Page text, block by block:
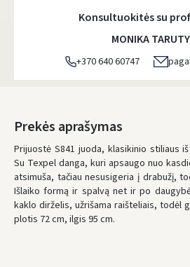
DPD kurjeris - 5.00 €
DPD paštomatai-
LP Express paštomatai
LP Express kurjeris-
Pirmadienį, Rugpjūčio 10
UŽSAKYMUS NUO80 €
IKI NEMOKAMO PRISTATYMO
Konsultuokitės su
MONIKA
+370 640 60747
Prekės aprašymas
Prijuostė S841 juoda, klasikinio stiliaus
Su Texpel danga, kuri apsaugo nuo
atsimuša, tačiau nesusigeria į drabužį,
Išlaiko formą ir spalvą net ir po
kaklo dirželis, užrišama raišteliais, todėl
plotis 72 cm, ilgis 95 cm.